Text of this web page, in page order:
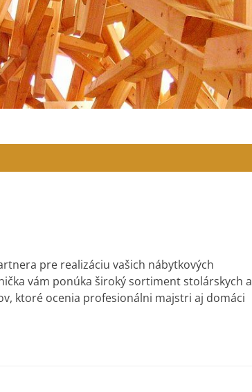
pre realizáciu vašich nábytkových
vám ponúka široký sortiment stolárskych a
ktoré ocenia profesionálni majstri aj domáci